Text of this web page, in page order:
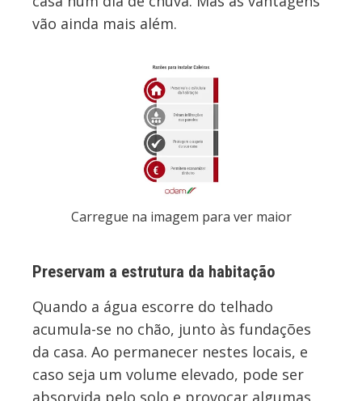
vão ainda mais além.
Carregue na imagem para ver maior
Preservam a estrutura da habitação
Quando a água escorre do telhado
acumula-se no chão, junto às fundações
da casa. Ao permanecer nestes locais, e
caso seja um volume elevado, pode ser
absorvida pelo solo e provocar algumas